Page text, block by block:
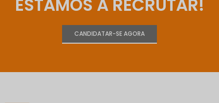
ESTAMOS A RECRUTAR!
CANDIDATAR-SE AGORA